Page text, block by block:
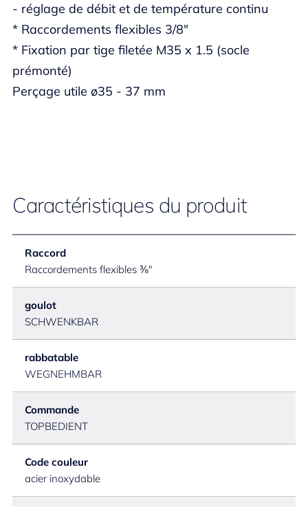
- réglage de débit et de température continu
* Raccordements flexibles 3/8"
* Fixation par tige filetée M35 x 1.5 (socle
prémonté)
Perçage utile ø35 - 37 mm
Caractéristiques du produit
Raccord
Raccordements flexibles ⅜"
goulot
SCHWENKBAR
rabbatable
WEGNEHMBAR
Commande
TOPBEDIENT
Code couleur
acier inoxydable